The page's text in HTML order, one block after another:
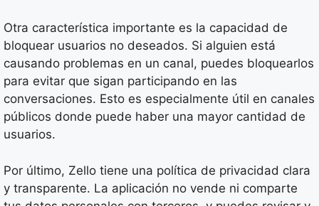
Otra característica importante es la capacidad de
bloquear usuarios no deseados. Si alguien está
causando problemas en un canal, puedes bloquearlos
para evitar que sigan participando en las
conversaciones. Esto es especialmente útil en canales
públicos donde puede haber una mayor cantidad de
usuarios.
Por último, Zello tiene una política de privacidad clara
y transparente. La aplicación no vende ni comparte